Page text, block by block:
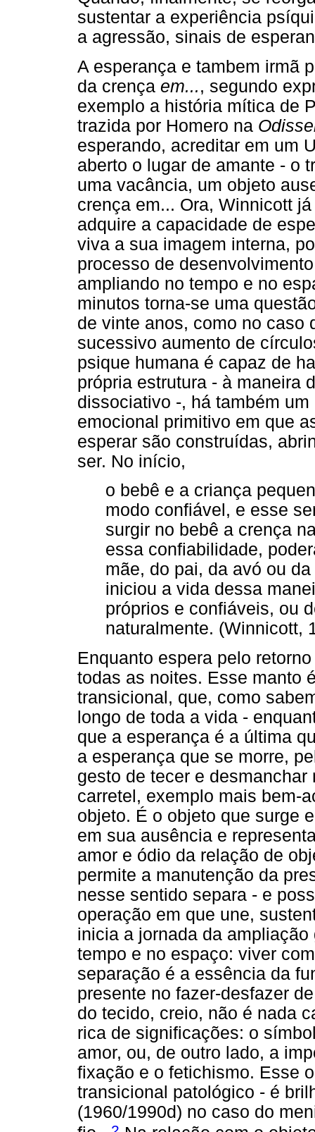
sustentar a experiência
a agressão, sinais de
A esperança e tambem irmã
da crença em..., segundo
exemplo a história mítica de
trazida por Homero na
esperando, acreditar em um
aberto o lugar de amante - o
uma vacância, um objeto
crença em... Ora, Winnicott
adquire a capacidade de
viva a sua imagem interna,
processo de
ampliando no tempo e no
minutos torna-se uma
de vinte anos, como no caso
sucessivo aumento de
psique humana é capaz de
própria estrutura - à maneira
dissociativo -, há também
emocional primitivo em que
esperar são construídas,
ser. No início,
o bebê e a criança
modo confiável, e esse
surgir no bebê a crença
essa confiabilidade,
mãe, do pai, da avó ou
iniciou a vida dessa
próprios e confiáveis, ou
naturalmente. (Winnicott,
Enquanto espera pelo
todas as noites. Esse manto
transicional, que, como
longo de toda a vida -
que a esperança é a última
a esperança que se morre,
gesto de tecer e
carretel, exemplo mais bem-
objeto. É o objeto que surge
em sua ausência e
amor e ódio da relação de
permite a manutenção da
nesse sentido separa - e
operação em que une,
inicia a jornada da
tempo e no espaço: viver
separação é a essência da
presente no fazer-desfazer
do tecido, creio, não é nada
rica de significações: o
amor, ou, de outro lado, a
fixação e o fetichismo. Esse
transicional patológico - é
(1960/1990d) no caso do